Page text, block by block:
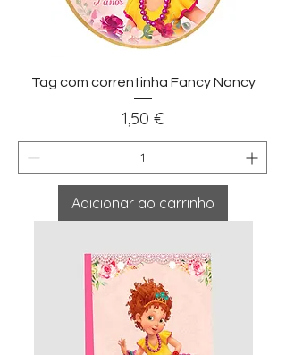
Tag com correntinha Fancy Nancy
Preço
1,50 €
Adicionar ao carrinho